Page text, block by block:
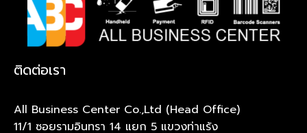
ติดต่อเรา
All Business Center Co.,Ltd (Head Office)
11/1 ซอยรามอินทรา 14 แยก 5 แขวงท่าแร้ง